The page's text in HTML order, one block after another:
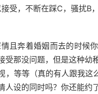
接受，不断在踩C，骚扰
且奔着婚姻而去的时候
受那没问题，但是这种幼
，等等（真的有人跟我
人设的同时吗？你还能约